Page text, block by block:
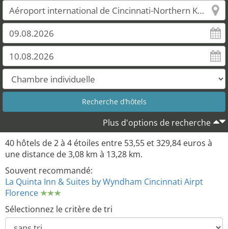
Plus d'options de recherche
40 hôtels de 2 à 4 étoiles entre 53,55 et 329,84 euros à
une distance de 3,08 km à 13,28 km.
Souvent recommandé:
La Quinta Inn & Suites by Wyndham Cincinnati Airpt
Florence
Sélectionnez le critère de tri